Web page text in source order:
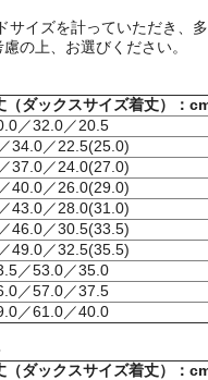
イズを計っていただき、多
の上、お選びください。
（ダックスサイズ着丈）：
／32.0／20.5
34.0／22.5(25.0)
37.0／24.0(27.0)
40.0／26.0(29.0)
43.0／28.0(31.0)
46.0／30.5(33.5)
49.0／32.5(35.5)
／53.0／35.0
／57.0／37.5
／61.0／40.0
（ダックスサイズ着丈）：